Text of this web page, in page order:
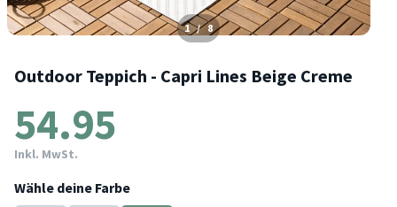
1 / 8
Outdoor Teppich - Capri Lines Beige Creme
54.95
Inkl. MwSt.
Wähle deine Farbe